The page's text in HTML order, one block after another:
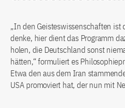
„In den Geisteswissenschaften ist
denke, hier dient das Programm
holen, die Deutschland sonst
hätten,“ formuliert es
Etwa den aus dem Iran
USA promoviert hat, der nun mit